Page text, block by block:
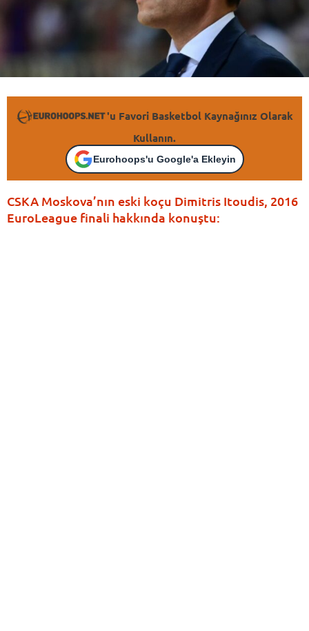
'u Favori Basketbol Kaynağınız Olarak
Kullanın.
Eurohoops'u Google'a Ekleyin
CSKA Moskova’nın eski koçu Dimitris Itoudis, 2016
EuroLeague finali hakkında konuştu: